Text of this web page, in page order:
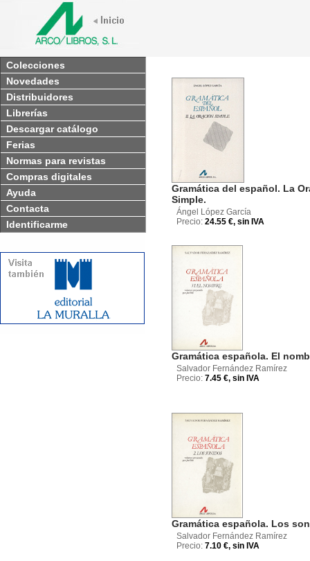
Colecciones
Novedades
Distribuidores
Librerías
Descargar catálogo
Ferias
Normas para revistas
Compras digitales
Ayuda
Contacta
Identificarme
Gramática del español. La
Simple.
Ángel López García
Precio: 24.55 €, sin IVA
Gramática española. El
Salvador Fernández Ramírez
Precio: 7.45 €, sin IVA
Gramática española. Los
Salvador Fernández Ramírez
Precio: 7.10 €, sin IVA